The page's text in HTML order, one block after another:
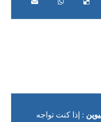
: إذا كنت تواجه